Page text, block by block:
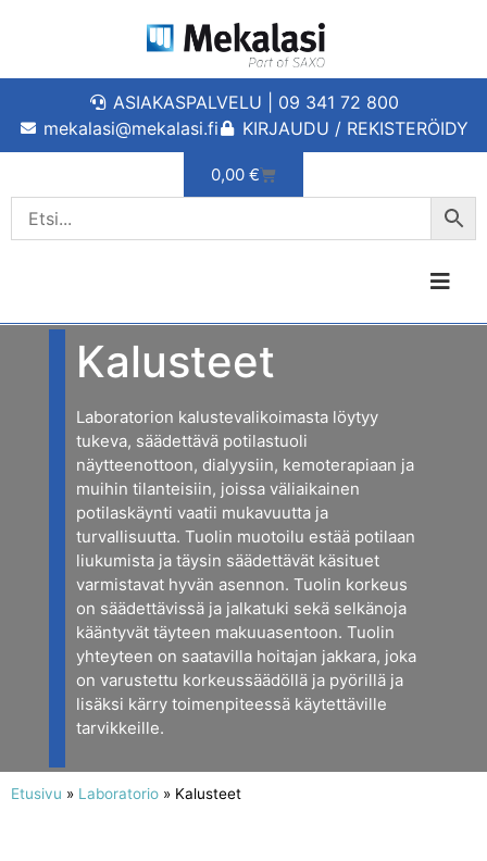
ASIAKASPALVELU | 09 341 72 800
mekalasi@mekalasi.fi
KIRJAUDU / REKISTERÖIDY
0,00 €
Kalusteet
Laboratorion kalustevalikoimasta löytyy
tukeva, säädettävä potilastuoli
näytteenottoon, dialyysiin, kemoterapiaan ja
muihin tilanteisiin, joissa väliaikainen
potilaskäynti vaatii mukavuutta ja
turvallisuutta. Tuolin muotoilu estää potilaan
liukumista ja täysin säädettävät käsituet
varmistavat hyvän asennon. Tuolin korkeus
on säädettävissä ja jalkatuki sekä selkänoja
kääntyvät täyteen makuuasentoon. Tuolin
yhteyteen on saatavilla hoitajan jakkara, joka
on varustettu korkeussäädöllä ja pyörillä ja
lisäksi kärry toimenpiteessä käytettäville
tarvikkeille.
Etusivu » Laboratorio » Kalusteet